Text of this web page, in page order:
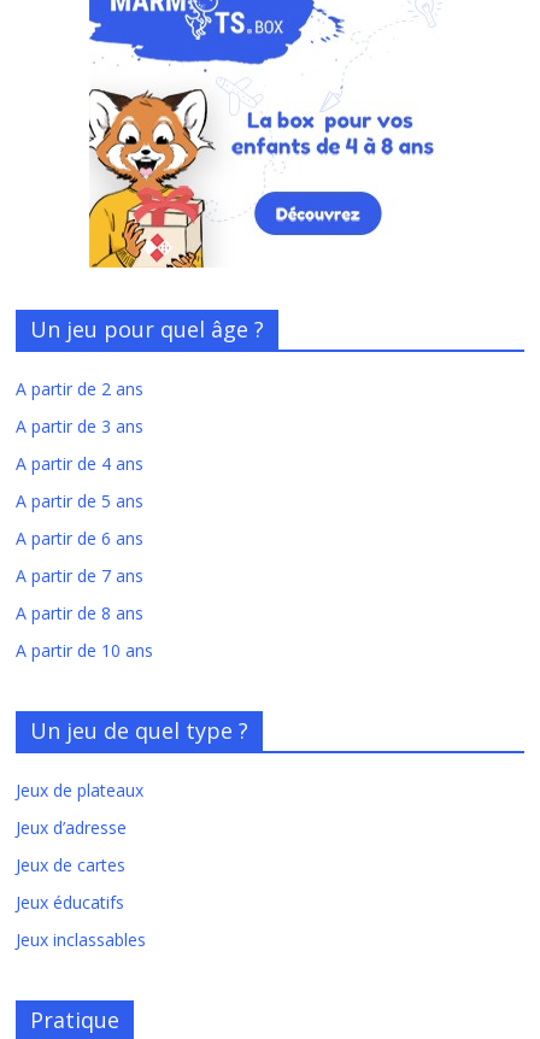
Un jeu pour quel âge ?
A partir de 2 ans
A partir de 3 ans
A partir de 4 ans
A partir de 5 ans
A partir de 6 ans
A partir de 7 ans
A partir de 8 ans
A partir de 10 ans
Un jeu de quel type ?
Jeux de plateaux
Jeux d’adresse
Jeux de cartes
Jeux éducatifs
Jeux inclassables
Pratique